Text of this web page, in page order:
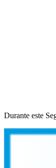
Durante este